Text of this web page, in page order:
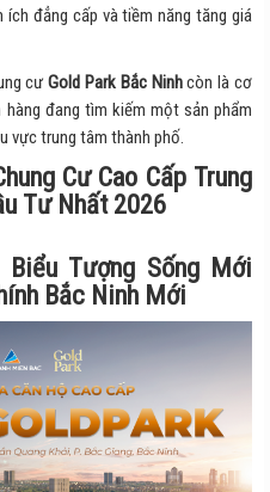
đẳng cấp và tiềm năng tăng giá
cưGold Park Bắc Ninhcòn là cơ
đang tìm kiếm một sản phẩm
vực trung tâm thành phố.
Cư Cao Cấp Trung
Tư Nhất 2026
Tượng Sống Mới
Bắc Ninh Mới